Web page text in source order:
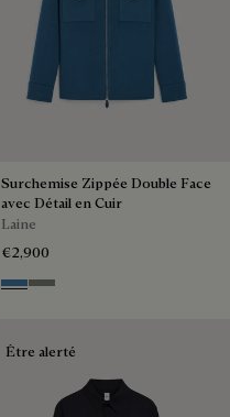
Surchemise Zippée Double Face
avec Détail en Cuir
Laine
€2,900
Nile Blue & Internal Giant Scri
Kaki & Internal Giant
Être alerté